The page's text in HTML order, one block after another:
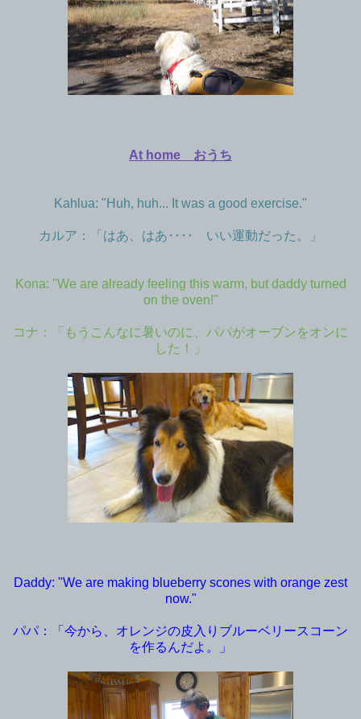
At home おうち
Kahlua: "Huh, huh... It was a good exercise."
カルア：「はあ、はあ‥‥ いい運動だった。」
Kona: "We are already feeling this warm, but daddy turned
on the oven!"
コナ：「もうこんなに暑いのに、パパがオーブンをオンに
した！」
Daddy: "We are making blueberry scones with orange zest
now."
パパ：「今から、オレンジの皮入りブルーベリースコーン
を作るんだよ。」